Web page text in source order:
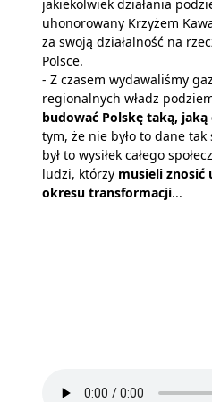
jakiekolwiek działania
uhonorowany Krzyżem
za swoją działalność na
Polsce.
- Z czasem wydawaliśmy
regionalnych władz
budować Polskę taką,
tym, że nie było to dane
był to wysiłek całego
ludzi, którzy musieli znosić
okresu transformacji...